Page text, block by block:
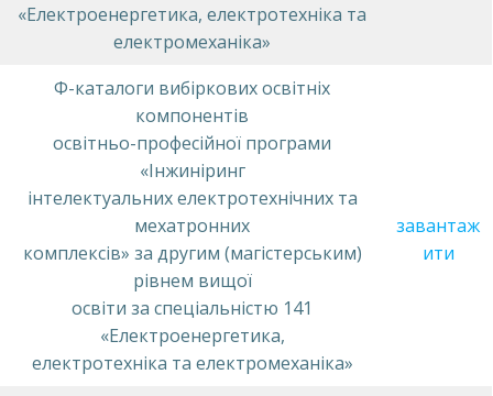
«Електроенергетика, електротехніка та
електромеханіка»
Ф-каталоги вибіркових освітніх
компонентів
освітньо-професійної програми
«Інжиніринг
інтелектуальних електротехнічних та
мехатронних
комплексів» за другим (магістерським)
рівнем вищої
освіти за спеціальністю 141
«Електроенергетика,
електротехніка та електромеханіка»
завантаж
ити